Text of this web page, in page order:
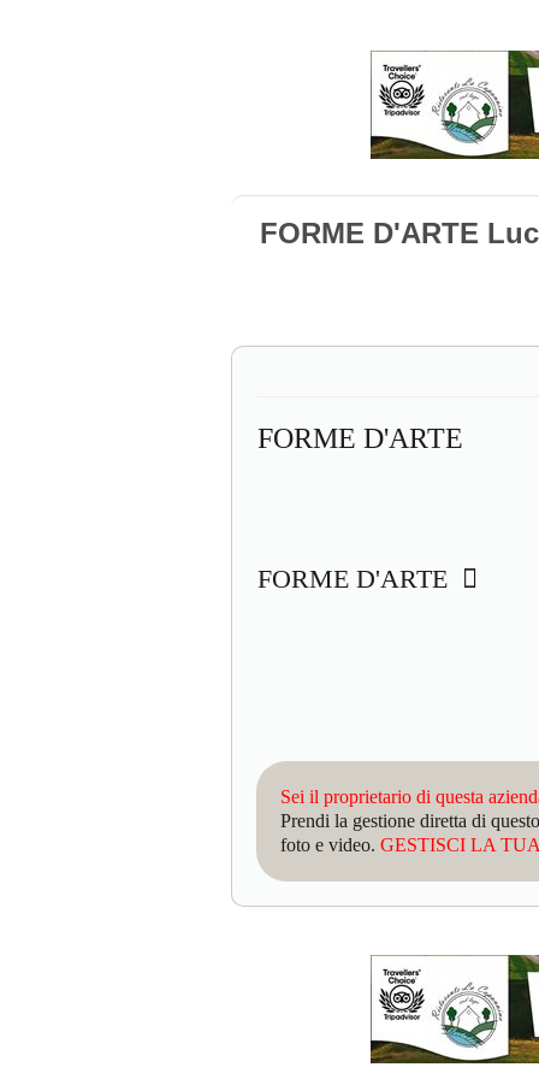
FORME D'ARTE
FORME D'ARTE
FORME D'ARTE
Sei il proprietario di questa
Prendi la gestione diretta di
foto e video. GESTISCI LA